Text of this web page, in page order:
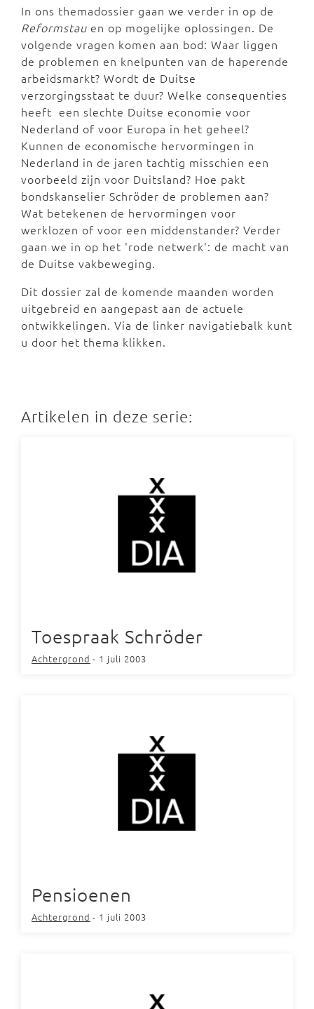
In ons themadossier gaan we verder in op de
Reformstau en op mogelijke oplossingen. De
volgende vragen komen aan bod: Waar liggen
de problemen en knelpunten van de haperende
arbeidsmarkt? Wordt de Duitse
verzorgingsstaat te duur? Welke consequenties
heeft een slechte Duitse economie voor
Nederland of voor Europa in het geheel?
Kunnen de economische hervormingen in
Nederland in de jaren tachtig misschien een
voorbeeld zijn voor Duitsland? Hoe pakt
bondskanselier Schröder de problemen aan?
Wat betekenen de hervormingen voor
werklozen of voor een middenstander? Verder
gaan we in op het 'rode netwerk': de macht van
de Duitse vakbeweging.
Dit dossier zal de komende maanden worden
uitgebreid en aangepast aan de actuele
ontwikkelingen. Via de linker navigatiebalk kunt
u door het thema klikken.
Artikelen in deze serie:
Toespraak Schröder
Achtergrond - 1 juli 2003
Pensioenen
Achtergrond - 1 juli 2003